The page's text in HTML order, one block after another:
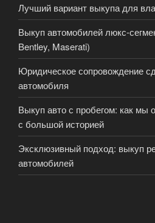
Лучший вариант выкупа для
Выкуп автомобилей люкс-
Bentley, Maserati)
Юридическое сопровождение
автомобиля
Выкуп авто с пробегом: как мы
с большой историей
Эксклюзивный подход: выкуп
автомобилей